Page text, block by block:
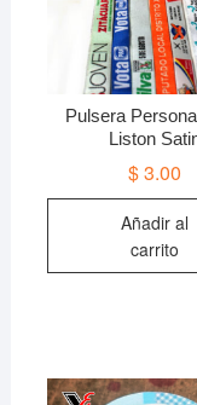
Pulsera
Liston
$3.00
Añadir al
carrito